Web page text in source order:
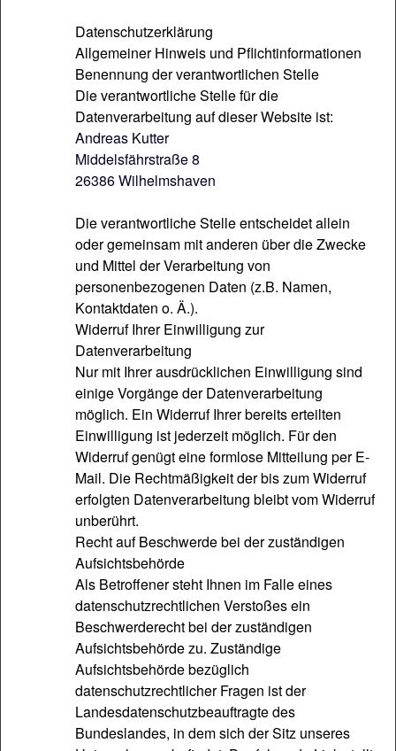
Datenschutzerklärung
Allgemeiner Hinweis und Pflichtinformationen
Benennung der verantwortlichen Stelle
Die verantwortliche Stelle für die
Datenverarbeitung auf dieser Website ist:
Andreas Kutter
Middelsfährstraße 8
26386 Wilhelmshaven
Die verantwortliche Stelle entscheidet allein
oder gemeinsam mit anderen über die Zwecke
und Mittel der Verarbeitung von
personenbezogenen Daten (z.B. Namen,
Kontaktdaten o. Ä.).
Widerruf Ihrer Einwilligung zur
Datenverarbeitung
Nur mit Ihrer ausdrücklichen Einwilligung sind
einige Vorgänge der Datenverarbeitung
möglich. Ein Widerruf Ihrer bereits erteilten
Einwilligung ist jederzeit möglich. Für den
Widerruf genügt eine formlose Mitteilung per E-
Mail. Die Rechtmäßigkeit der bis zum Widerruf
erfolgten Datenverarbeitung bleibt vom Widerruf
unberührt.
Recht auf Beschwerde bei der zuständigen
Aufsichtsbehörde
Als Betroffener steht Ihnen im Falle eines
datenschutzrechtlichen Verstoßes ein
Beschwerderecht bei der zuständigen
Aufsichtsbehörde zu. Zuständige
Aufsichtsbehörde bezüglich
datenschutzrechtlicher Fragen ist der
Landesdatenschutzbeauftragte des
Bundeslandes, in dem sich der Sitz unseres